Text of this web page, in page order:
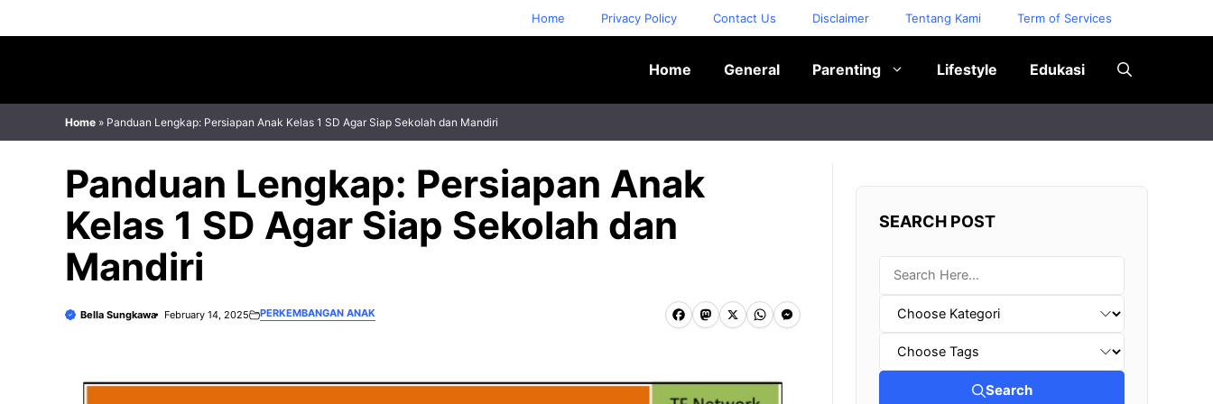
to
Home Privacy Policy Contact Us Disclaimer Tentang Kami Term of Services
Home General Parenting Lifestyle Edukasi
Home » Panduan Lengkap: Persiapan Anak Kelas 1 SD Agar Siap Sekolah dan Mandiri
Panduan Lengkap: Persiapan Anak
Kelas 1 SD Agar Siap Sekolah dan
Mandiri
Bella Sungkawa February 14, 2025 PERKEMBANGAN ANAK
F
c
M
s
X W
a
M
s
SEARCH POST
Search